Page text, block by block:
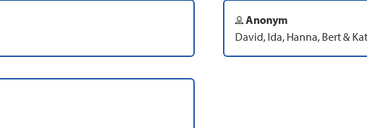
Anonym
David, Ida, Hanna, Bert &